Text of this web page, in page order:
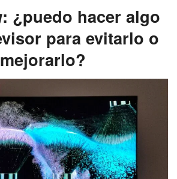
: ¿puedo hacer algo
para evitarlo o
mejorarlo?